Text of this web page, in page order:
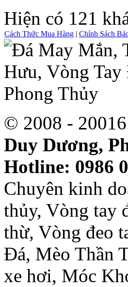
Hiện có 121
Cách Thức Mua Hàng | Chính Sách
© 2008 -
Duy Dương,
Hotline: 0986
Chuyên kinh
thủy, Vòng tay
thừ, Vòng đeo
Đá, Mèo Thần
xe hơi, Móc